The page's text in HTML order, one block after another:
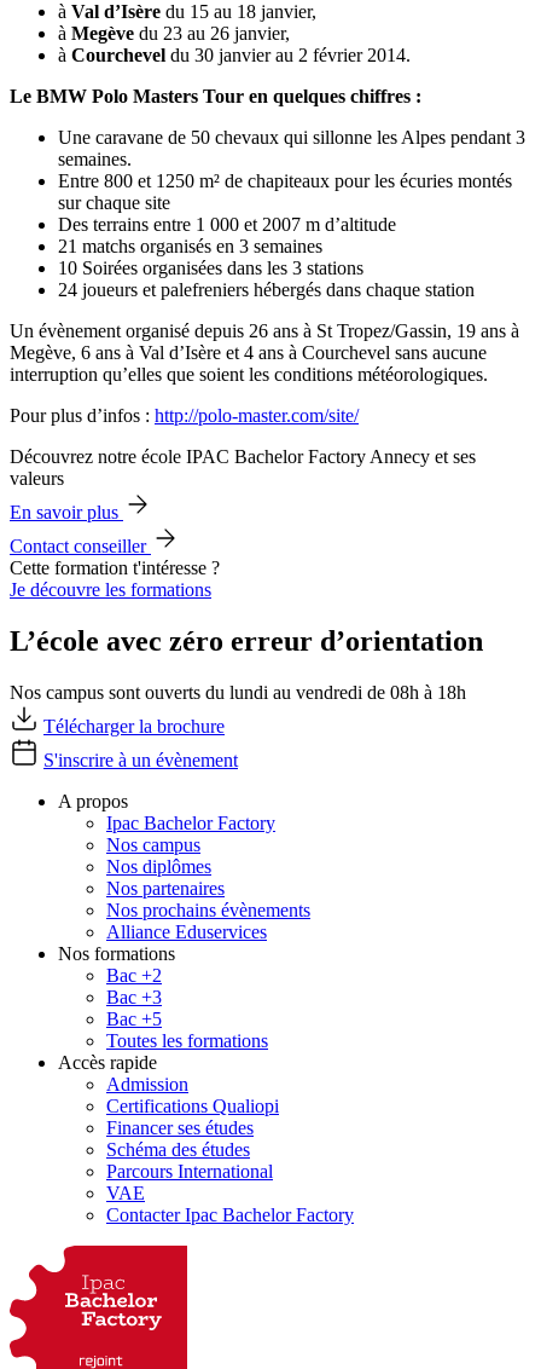
à Val d’Isère du 15 au 18 janvier,
à Megève du 23 au 26 janvier,
à Courchevel du 30 janvier au 2 février 2014.
Le BMW Polo Masters Tour en quelques chiffres :
Une caravane de 50 chevaux qui sillonne les Alpes pendant 3
semaines.
Entre 800 et 1250 m² de chapiteaux pour les écuries montés
sur chaque site
Des terrains entre 1 000 et 2007 m d’altitude
21 matchs organisés en 3 semaines
10 Soirées organisées dans les 3 stations
24 joueurs et palefreniers hébergés dans chaque station
Un évènement organisé depuis 26 ans à St Tropez/Gassin, 19 ans à
Megève, 6 ans à Val d’Isère et 4 ans à Courchevel sans aucune
interruption qu’elles que soient les conditions météorologiques.
Pour plus d’infos : http://polo-master.com/site/
Découvrez notre école IPAC Bachelor Factory Annecy et ses
valeurs
En savoir plus
Contact conseiller
Cette formation t'intéresse ?
Je découvre les formations
L’école avec zéro erreur d’orientation
Nos campus sont ouverts du lundi au vendredi de 08h à 18h
Télécharger la brochure
S'inscrire à un évènement
A propos
Ipac Bachelor Factory
Nos campus
Nos diplômes
Nos partenaires
Nos prochains évènements
Alliance Eduservices
Nos formations
Bac +2
Bac +3
Bac +5
Toutes les formations
Accès rapide
Admission
Certifications Qualiopi
Financer ses études
Schéma des études
Parcours International
VAE
Contacter Ipac Bachelor Factory